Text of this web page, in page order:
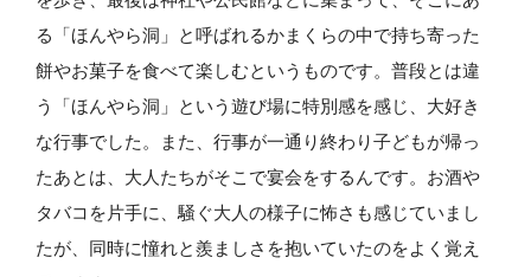
る「ほんやら洞」と呼ばれるかまくらの中で持ち寄った
餅やお菓子を食べて楽しむというものです。普段とは違
う「ほんやら洞」という遊び場に特別感を感じ、大好き
な行事でした。また、行事が一通り終わり子どもが帰っ
たあとは、大人たちがそこで宴会をするんです。お酒や
タバコを片手に、騒ぐ大人の様子に怖さも感じていまし
たが、同時に憧れと羨ましさを抱いていたのをよく覚え